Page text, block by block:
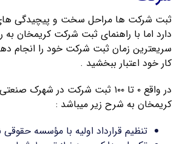
ثبت شرکت ها مراحل سخت و پیچیدگی
دارد اما با راهنمای ثبت شرکت کریمخان به
سریعترین زمان ثبت شرکت خود را انجام
کار خود اعتبار ببخشید .
در واقع ۰ تا ۱۰۰ ثبت شرکت در
کریمخان به شرح زیر میباشد :
تنظیم قرارداد اولیه با مؤسسه